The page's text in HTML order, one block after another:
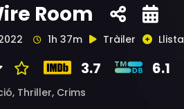
Room
1h 37m Tràiler Llista
3.7 6.1
Thriller, Crims